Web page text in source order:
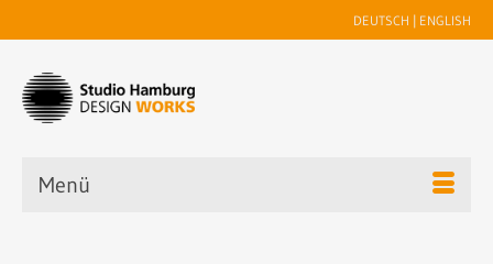
DEUTSCH | ENGLISH
Menü